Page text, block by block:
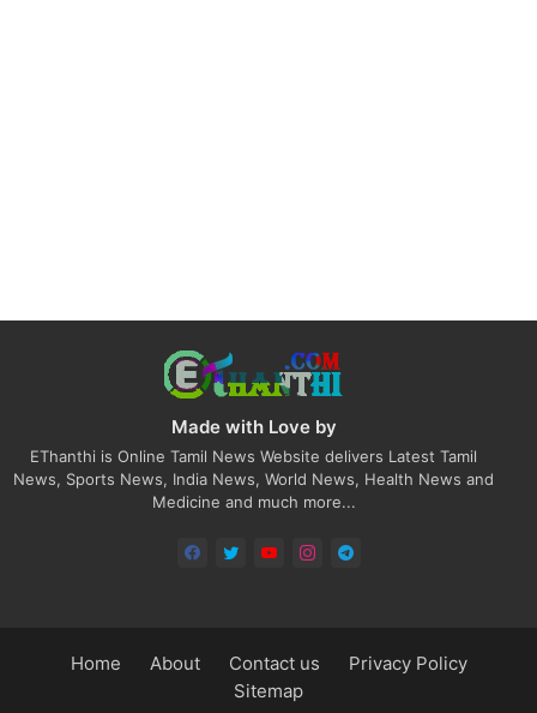
Made with Love by
EThanthi is Online Tamil News Website delivers Latest Tamil
News, Sports News, India News, World News, Health News and
Medicine and much more...
Home About Contact us
Privacy Policy
Sitemap